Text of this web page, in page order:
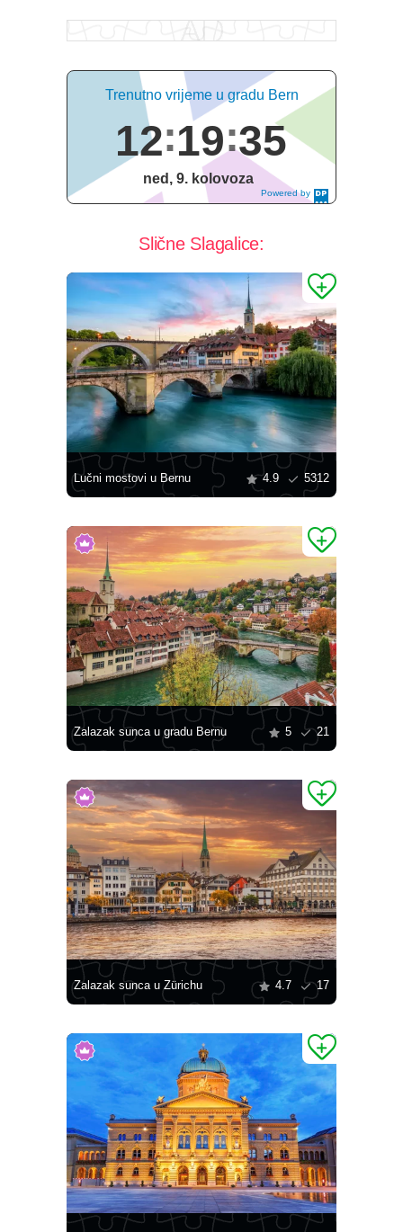
Powered by
DaysPedia.c
Trenutno vrijeme u gradu Bern
12 19 36
ned, 9. kolovoza
Slične Slagalice:
Lučni mostovi u Bernu 4.9 5312
Zalazak sunca u gradu Bernu 5 21
Zalazak sunca u Zürichu 4.7 17